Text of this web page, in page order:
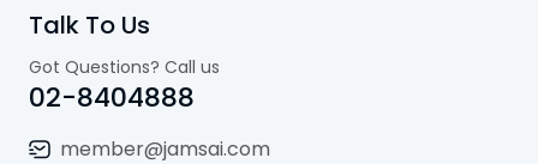
Talk To Us
Got Questions? Call us
02-8404888
member@jamsai.com